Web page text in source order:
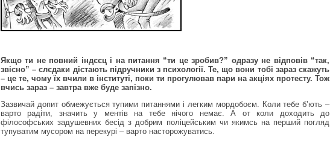
Якщо ти не повний індєєц і на питання “ти це зробив?” одразу не відповів “так,
звісно” – слєдаки дістають підручники з психології. Те, що вони тобі зараз скажуть
– це те, чому їх вчили в інституті, поки ти прогулював пари на акціях протесту. Тож
вчись зараз – завтра вже буде запізно.
Зазвичай допит обмежується тупими питаннями і легким мордобоєм. Коли тебе б’ють –
варто радіти, значить у ментів на тебе нічого немає. А от коли доходить до
філософських задушевних бесід з добрим поліцейським чи якимсь на перший погляд
тупуватим мусором на перекурі – варто насторожуватись.